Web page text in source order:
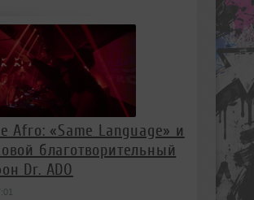
Afro: «Same Language» и
благотворительный
Dr. ADO